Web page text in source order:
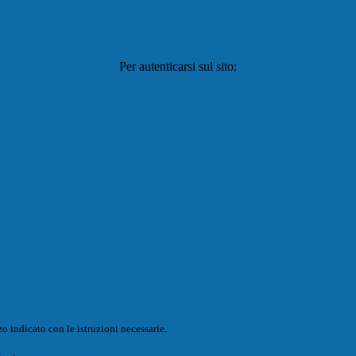
Per autenticarsi sul sito:
indicato con le istruzioni necessarie.